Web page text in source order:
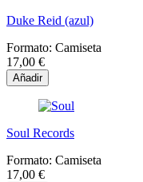
Duke Reid (azul)
Formato: Camiseta
17,00 €
Añadir
Soul Records
Formato: Camiseta
17,00 €